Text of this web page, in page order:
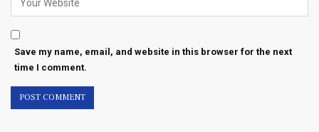
Save my name, email, and website in this browser for the next
time I comment.